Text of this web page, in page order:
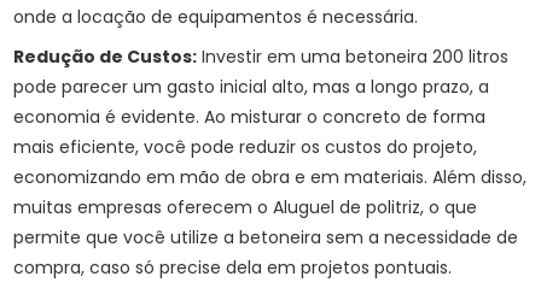
onde a locação de equipamentos é necessária.
Redução de Custos: Investir em uma betoneira 200 litros
pode parecer um gasto inicial alto, mas a longo prazo, a
economia é evidente. Ao misturar o concreto de forma
mais eficiente, você pode reduzir os custos do projeto,
economizando em mão de obra e em materiais. Além disso,
muitas empresas oferecem oAluguel de politriz, o que
permite que você utilize a betoneira sem a necessidade de
compra, caso só precise dela em projetos pontuais.